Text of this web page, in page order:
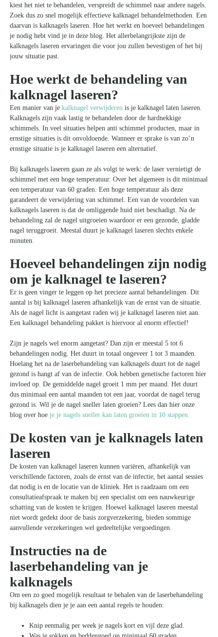
kiest het niet te behandelen, verspreidt de schimmel naar andere nagels.
Zoek dus zo snel mogelijk effectieve kalknagel behandelmethoden. Een
daarvan is kalknagels laseren. Hoe het werkt en hoeveel behandelingen
je nodig hebt vind je in deze blog. Het allerbelangrijkste zijn de
kalknagels laseren ervaringen die voor jou zullen bevestigen of het bij
jouw situatie past.
Hoe werkt de behandeling van
kalknagel laseren?
Een manier van je kalknagel verwijderen is je kalknagel laten laseren.
Kalknagels zijn vaak lastig te behandelen door de hardnekkige
schimmels. In veel situaties helpen anti schimmel producten, maar in
ernstige situaties is dit onvoldoende. Wanneer er sprake is van zo’n
ernstige situatie is je kalknagel laseren een alternatief.
Bij kalknagels laseren gaan ze als volgt te werk: de laser vernietigt de
schimmel met een hoge temperatuur. Over het algemeen is dit minimaal
een temperatuur van 60 graden. Een hoge temperatuur als deze
garandeert de verwijdering van schimmel. Een van de voordelen van
kalknagels laseren is dat de omliggende huid niet beschadigt. Na de
behandeling zal de nagel uitgroeien waardoor er een gezonde, gladde
nagel teruggroeit. Meestal duurt je kalknagel laseren slechts enkele
minuten.
Hoeveel behandelingen zijn nodig
om je kalknagel te laseren?
Er is geen vinger te leggen op het precieze aantal behandelingen. Dit
aantal is bij kalknagel laseren afhankelijk van de ernst van de situatie.
Als de nagel licht is aangetast raden wij je kalknagel laseren niet aan.
Een kalknagel behandeling pakket is hiervoor al enorm effectief!
Zijn je nagels wel enorm aangetast? Dan zijn er meestal 5 tot 6
behandelingen nodig. Het duurt in totaal ongeveer 1 tot 3 maanden.
Hoelang het na de laserbehandeling van kalknagels duurt tot de nagel
gezond is hangt af van de infectie. Ook hebben genetische factoren hier
invloed op. De gemiddelde nagel groeit 1 mm per maand. Het duurt
dus minimaal een aantal maanden tot een jaar, voordat de nagel terug
gezond is. Wil je de nagel sneller laten groeien? Lees dan hier onze
blog over hoe je je nagels sneller kan laten groeien in 10 stappen.
De kosten van je kalknagels laten
laseren
De kosten van kalknagel laseren kunnen variëren, afhankelijk van
verschillende factoren, zoals de ernst van de infectie, het aantal sessies
dat nodig is en de locatie van de kliniek. Het is raadzaam om een
consultatieafspraak te maken bij een specialist om een nauwkeurige
schatting van de kosten te krijgen. Hoewel kalknagel laseren meestal
niet wordt gedekt door de basis zorgverzekering, bieden sommige
aanvullende verzekeringen wel gedeeltelijke vergoedingen.
Instructies na de
laserbehandeling van je
kalknagels
Om een zo goed mogelijk resultaat te behalen van de laserbehandeling
bij kalknagels dien je je aan een aantal regels te houden:
Knip eenmalig per week je nagels kort en vijl deze glad.